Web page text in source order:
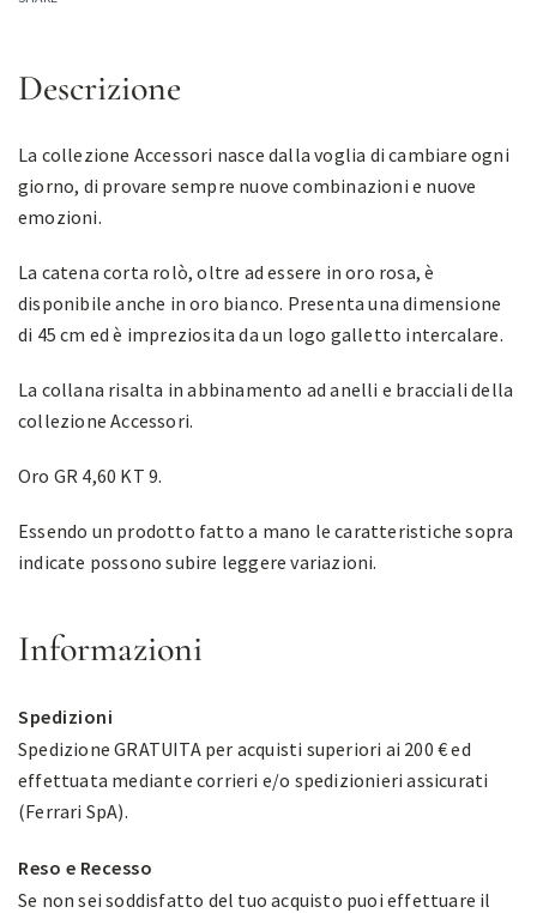
Descrizione
La collezione Accessori nasce dalla voglia di cambiare ogni
giorno, di provare sempre nuove combinazioni e nuove
emozioni.
La catena corta rolò, oltre ad essere in oro rosa, è
disponibile anche in oro bianco. Presenta una dimensione
di 45 cm ed è impreziosita da un logo galletto intercalare.
La collana risalta in abbinamento ad anelli e bracciali della
collezione Accessori.
Oro GR 4,60 KT 9.
Essendo un prodotto fatto a mano le caratteristiche sopra
indicate possono subire leggere variazioni.
Informazioni
Spedizioni
Spedizione GRATUITA per acquisti superiori ai 200 € ed
effettuata mediante corrieri e/o spedizionieri assicurati
(Ferrari SpA).
Reso e Recesso
Se non sei soddisfatto del tuo acquisto puoi effettuare il